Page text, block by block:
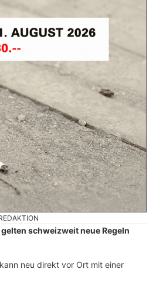
schweizweit neue Regeln
neu direkt vor Ort mit einer